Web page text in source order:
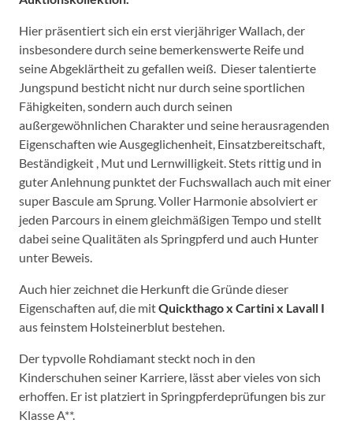
Hier präsentiert sich ein erst vierjähriger Wallach, der
insbesondere durch seine bemerkenswerte Reife und
seine Abgeklärtheit zu gefallen weiß. Dieser talentierte
Jungspund besticht nicht nur durch seine sportlichen
Fähigkeiten, sondern auch durch seinen
außergewöhnlichen Charakter und seine herausragenden
Eigenschaften wie Ausgeglichenheit, Einsatzbereitschaft,
Beständigkeit , Mut und Lernwilligkeit. Stets rittig und in
guter Anlehnung punktet der Fuchswallach auch mit einer
super Bascule am Sprung. Voller Harmonie absolviert er
jeden Parcours in einem gleichmäßigen Tempo und stellt
dabei seine Qualitäten als Springpferd und auch Hunter
unter Beweis.
Auch hier zeichnet die Herkunft die Gründe dieser
Eigenschaften auf, die mitQuickthago x Cartini x Lavall I
aus feinstem Holsteinerblut bestehen.
Der typvolle Rohdiamant steckt noch in den
Kinderschuhen seiner Karriere, lässt aber vieles von sich
erhoffen. Er ist platziert in Springpferdeprüfungen bis zur
Klasse A**.